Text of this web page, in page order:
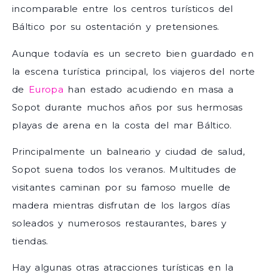
incomparable entre los centros turísticos del
Báltico por su ostentación y pretensiones.
Aunque todavía es un secreto bien guardado en
la escena turística principal, los viajeros del norte
de Europa han estado acudiendo en masa a
Sopot durante muchos años por sus hermosas
playas de arena en la costa del mar Báltico.
Principalmente un balneario y ciudad de salud,
Sopot suena todos los veranos. Multitudes de
visitantes caminan por su famoso muelle de
madera mientras disfrutan de los largos días
soleados y numerosos restaurantes, bares y
tiendas.
Hay algunas otras atracciones turísticas en la